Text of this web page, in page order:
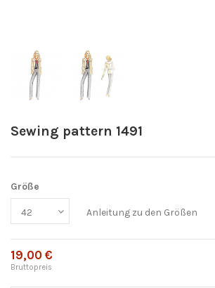
Sewing pattern 1491
Größe
Anleitung zu den Größen
19,00 €
Bruttopreis